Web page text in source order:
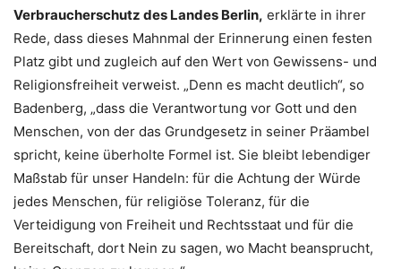
Verbraucherschutz des Landes Berlin, erklärte in ihrer
Rede, dass dieses Mahnmal der Erinnerung einen festen
Platz gibt und zugleich auf den Wert von Gewissens- und
Religionsfreiheit verweist. „Denn es macht deutlich“, so
Badenberg, „dass die Verantwortung vor Gott und den
Menschen, von der das Grundgesetz in seiner Präambel
spricht, keine überholte Formel ist. Sie bleibt lebendiger
Maßstab für unser Handeln: für die Achtung der Würde
jedes Menschen, für religiöse Toleranz, für die
Verteidigung von Freiheit und Rechtsstaat und für die
Bereitschaft, dort Nein zu sagen, wo Macht beansprucht,